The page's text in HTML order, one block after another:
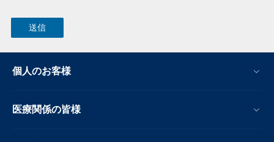
個人のお客様
医療関係の皆様